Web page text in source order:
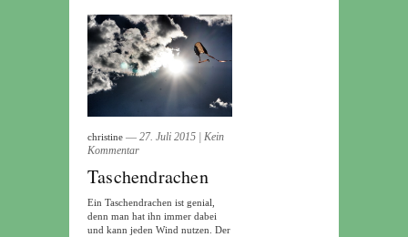
christine ― 27. Juli 2015
Kein
Kommentar
Taschendrachen
Ein Taschendrachen ist genial,
denn man hat ihn immer dabei
und kann jeden Wind nutzen. Der